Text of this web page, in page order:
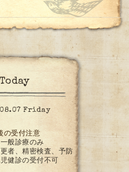
Today
Friday
の受付注意
般診療のみ
者、精密検査、予防
健診の受付不可